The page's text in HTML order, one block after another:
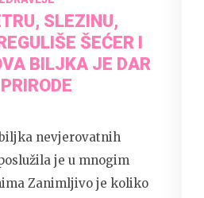
SLEZINU,
ŠEĆER I
BILJKA JE DAR
nevjerovatnih
je u mnogim
Zanimljivo je koliko